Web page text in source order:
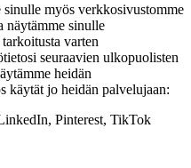
sinulle myös verkkosivustomme
näytämme sinulle
varten
seuraavien ulkopuolisten
heidän
käytät jo heidän palvelujaan:
Pinterest, TikTok